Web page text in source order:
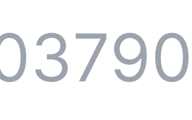
：教
790